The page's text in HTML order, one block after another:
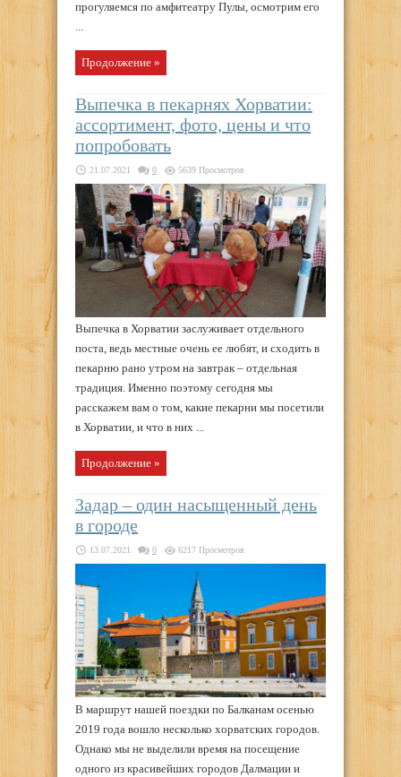
прогуляемся по амфитеатру Пулы, осмотрим его
...
Продолжение »
Выпечка в пекарнях Хорватии:
ассортимент, фото, цены и что
попробовать
21.07.2021 0 5639 Просмотров
Выпечка в Хорватии заслуживает отдельного
поста, ведь местные очень ее любят, и сходить в
пекарню рано утром на завтрак – отдельная
традиция. Именно поэтому сегодня мы
расскажем вам о том, какие пекарни мы посетили
в Хорватии, и что в них ...
Продолжение »
Задар – один насыщенный день
в городе
13.07.2021 0 6217 Просмотров
В маршрут нашей поездки по Балканам осенью
2019 года вошло несколько хорватских городов.
Однако мы не выделили время на посещение
одного из красивейших городов Далмации и